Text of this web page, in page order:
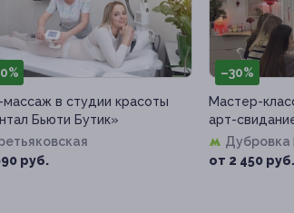
массаж в студии красоты
Бьюти Бутик»
руб.
–30%
Мастер-
арт-
Дубровка
от 2 450 руб.